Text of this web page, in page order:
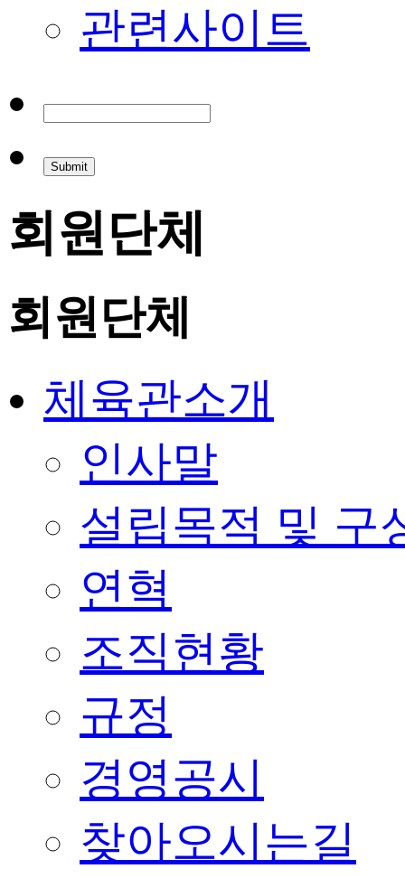
관련사이트
회원단체
회원단체
체육관소개
인사말
설립목적 및 구
연혁
조직현황
규정
경영공시
찾아오시는길